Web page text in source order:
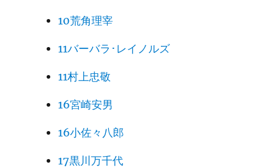
10荒角理宰
11バーバラ･レイノルズ
11村上忠敬
16宮崎安男
16小佐々八郎
17黒川万千代